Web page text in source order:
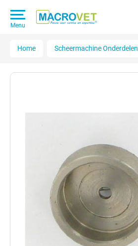
Menu
Home Scheermachine Onderdelen